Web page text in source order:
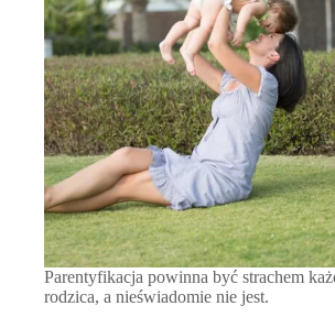
Parentyfikacja powinna być strachem
rodzica, a nieświadomie nie jest.